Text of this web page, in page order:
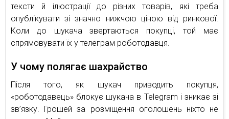
тексти й ілюстрації до різних товарів, які треба
опублікувати зі значно нижчою ціною від ринкової.
Коли до шукача звертаються покупці, той має
спрямовувати їх у телеграм роботодавця.
У чому полягає шахрайство
Після того, як шукач приводить покупця,
«роботодавець» блокує шукача в Telegram і зникає зі
зв’язку. Грошей за розміщення оголошень ніхто не